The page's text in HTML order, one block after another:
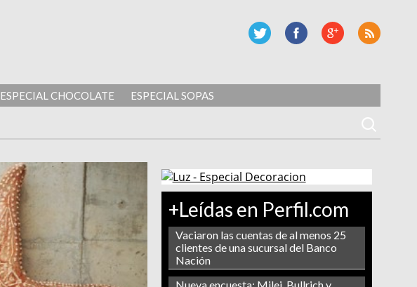
ESPECIAL CHOCOLATE ESPECIAL SOPAS
+Leídas en Perfil.com
Vaciaron las cuentas de al menos 25
clientes de una sucursal del Banco
Nación